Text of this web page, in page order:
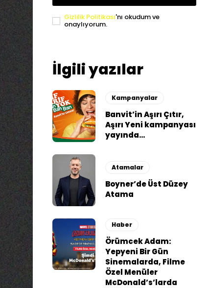
Gizlilik Politikası'nı okudum ve
onaylıyorum.
İlgili yazılar
Kampanyalar
Banvit’in Aşırı Çıtır,
Aşırı Yeni kampanyası
yayında…
Atamalar
Boyner’de Üst Düzey
Atama
Haber
Örümcek Adam:
Yepyeni Bir Gün
Sinemalarda, Filme
Özel Menüler
McDonald’s’larda